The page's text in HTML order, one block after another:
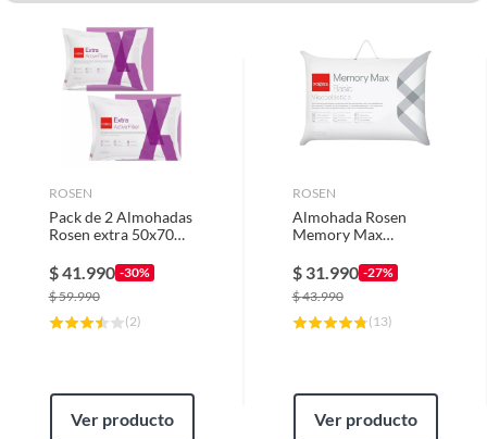
Ancho 50x70 cm, 50x90 cm
Plantas.
De uso personal.
ROSEN
Pack de 2 Almohadas
Rosen extra 50x70
$41.990 -30%
$59.990
(2)
Ver producto
ROSEN
Almohada Rosen
Memory Max
$ 31.990 -27%
$43.990
( 13)
Ver producto